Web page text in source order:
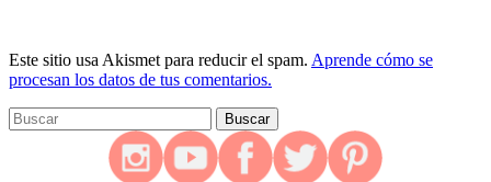
Este sitio usa Akismet para reducir el spam. Aprende cómo se
procesan los datos de tus comentarios.
Tu
búsqueda
Buscar